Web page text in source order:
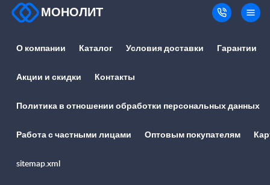
МОНОЛИТ
О компании Каталог Условия доставки Гарантии
Акции и скидки Контакты
Политика в отношении обработки персональных данных
Работа с частными лицами Оптовым покупателям
sitemap.xml